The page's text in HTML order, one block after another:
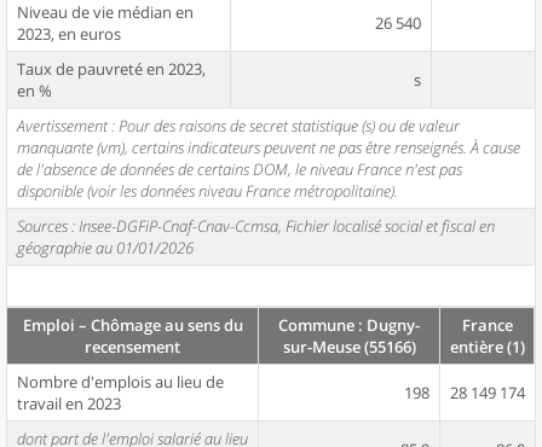
Niveau de vie médian en
2023, en euros
26 540
Taux de pauvreté en 2023,
en %
s
Avertissement : Pour des raisons de secret statistique (s) ou de valeur
manquante (vm), certains indicateurs peuvent ne pas être renseignés. À cause
de l'absence de données de certains DOM, le niveau France n'est pas
disponible (voir les données niveau France métropolitaine).
Sources : Insee-DGFiP-Cnaf-Cnav-Ccmsa, Fichier localisé social et fiscal en
géographie au 01/01/2026
Emploi – Chômage au sens du
recensement
Commune : Dugny-
sur-Meuse (55166)
France
entière (1)
Nombre d'emplois au lieu de
travail en 2023
198 28 149 174
dont part de l'emploi salarié au lieu